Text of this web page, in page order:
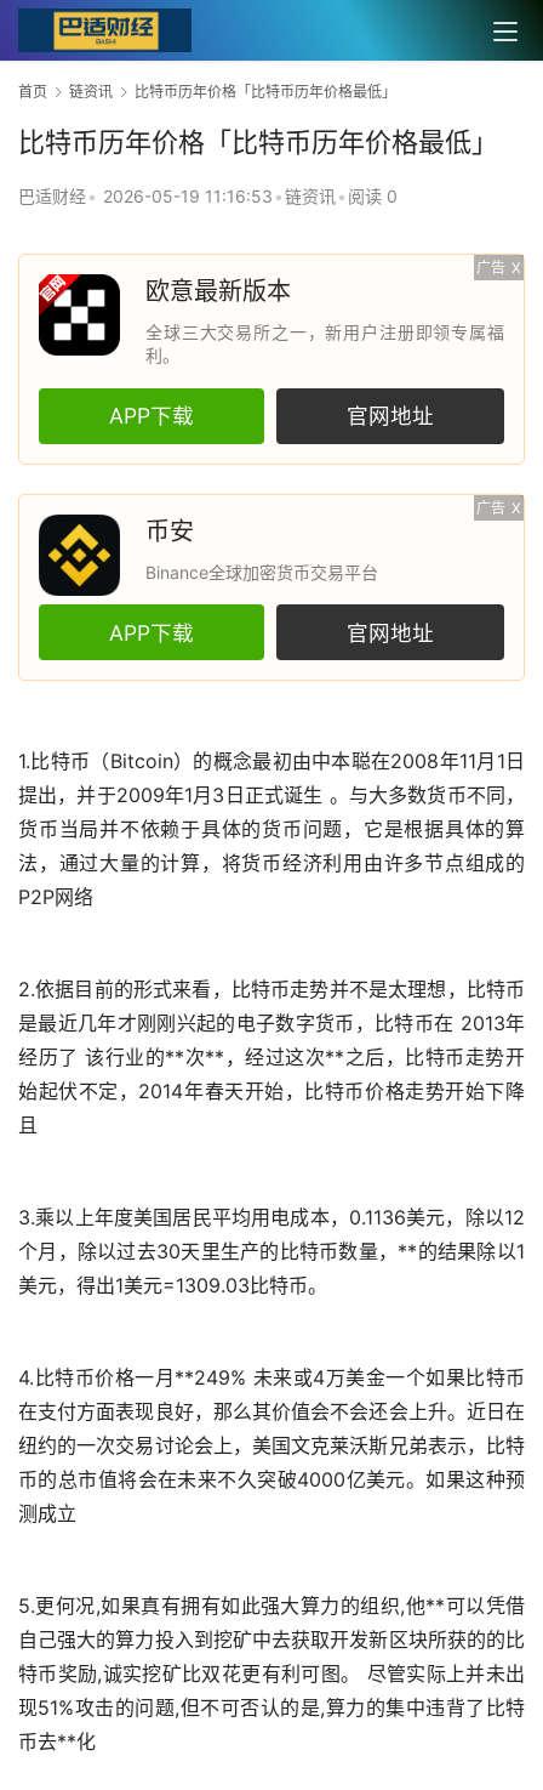
首页 链资讯 比特币历年价格「比特币历年价格最低」
比特币历年价格「比特币历年价格最低」
巴适财经• 2026-05-19 11:16:53 •链资讯 • 阅读 0
广告 X
欧意最新版本
全球三大交易所之一，新用户注册即领专属福
利。
APP下载 官网地址
广告 X
币安
Binance全球加密货币交易平台
APP下载 官网地址
1.比特币 （Bitcoin）的概念最初由中本聪在2008年11月1日
提出，并于2009年1月3日正式诞生 。与大多数货币不同，
货币当局并不依赖于具体的货币问题，它是根据具体的算
法，通过大量的计算，将货币经济利用由许多节点组成的
P2P网络
2.依据目前的形式来看，比特币走势并不是太理想，比特币
是最近几年才刚刚兴起的电子数字货币 ，比特币在 2013年
经历了 该行业的**次**，经过这次**之后，比特币走势开
始起伏不定，2014年春天开始，比特币价格走势开始下降
且
3.乘以上年度美国居民平均用电成本，0.1136美元，除以12
个月，除以过去30天里生产的比特币数量，**的结果除以1
美元，得出1美元=1309.03比特币。
4.比特币价格一月**249% 未来或4万美金一个如果比特币
在支付方面表现良好，那么其价值会不会还会上升。近日在
纽约的一次交易讨论会上，美国文克莱沃斯兄弟表示，比特
币的总市值将会在未来不久突破4000亿美元。如果这种预
测成立
5.更何况,如果真有拥有如此强大算力的组织,他**可以凭借
自己强大的算力投入到挖矿中去获取开发新区块所获的的比
特币奖励,诚实挖矿比双花更有利可图。 尽管实际上并未出
现51%攻击的问题,但不可否认的是,算力的集中违背了比特
币去**化